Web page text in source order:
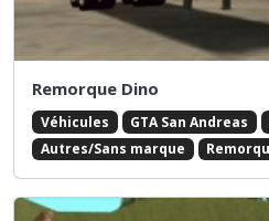
Remorque Dino
Véhicules GTA San Andreas
Autres/Sans marque